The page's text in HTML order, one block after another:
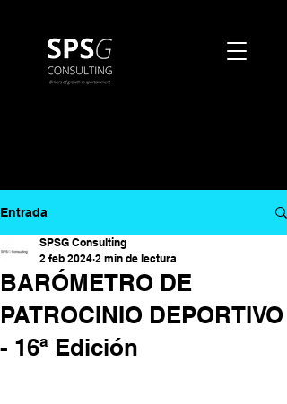
Entrada
BARÓMETRO DE
PATROCINIO DEPORTIVO
- 16ª Edición
SPSG Consulting
2 feb 2024 2 min de lectura